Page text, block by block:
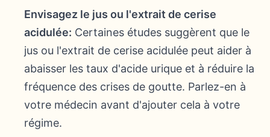
Envisagez le jus ou l'extrait de cerise
acidulée: Certaines études suggèrent que le
jus ou l'extrait de cerise acidulée peut aider à
abaisser les taux d'acide urique et à réduire la
fréquence des crises de goutte. Parlez-en à
votre médecin avant d'ajouter cela à votre
régime.